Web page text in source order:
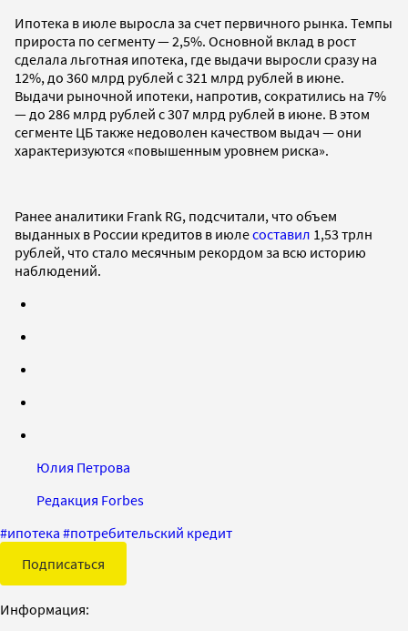
Ипотека в июле выросла за счет первичного рынка. Темпы
прироста по сегменту — 2,5%. Основной вклад в рост
сделала льготная ипотека, где выдачи выросли сразу на
12%, до 360 млрд рублей с 321 млрд рублей в июне.
Выдачи рыночной ипотеки, напротив, сократились на 7%
— до 286 млрд рублей с 307 млрд рублей в июне. В этом
сегменте ЦБ также недоволен качеством выдач — они
характеризуются «повышенным уровнем риска».
Ранее аналитики Frank RG, подсчитали, что объем
выданных в России кредитов в июлесоставил 1,53 трлн
рублей, что стало месячным рекордом за всю историю
наблюдений.
Юлия Петрова
Редакция Forbes
#ипотека #потребительский кредит
Подписаться
Информация: